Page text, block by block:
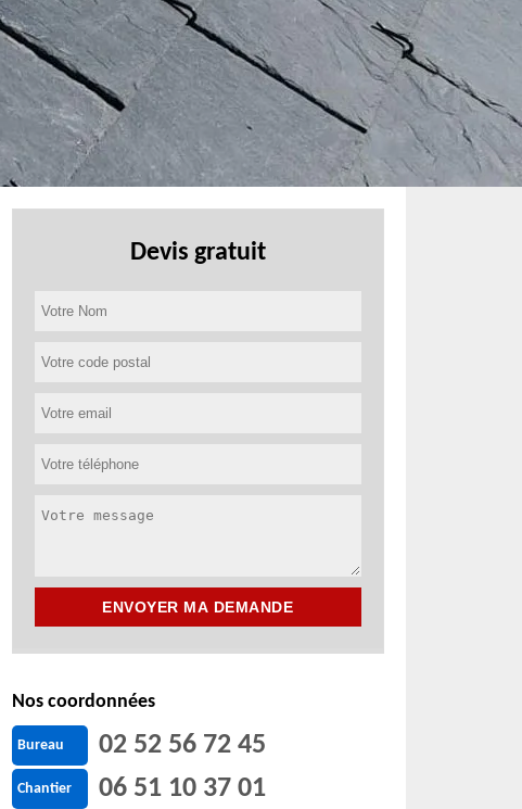
Devis gratuit
Nos coordonnées
Bureau 02 52 56 72 45
Chantier 06 51 10 37 01